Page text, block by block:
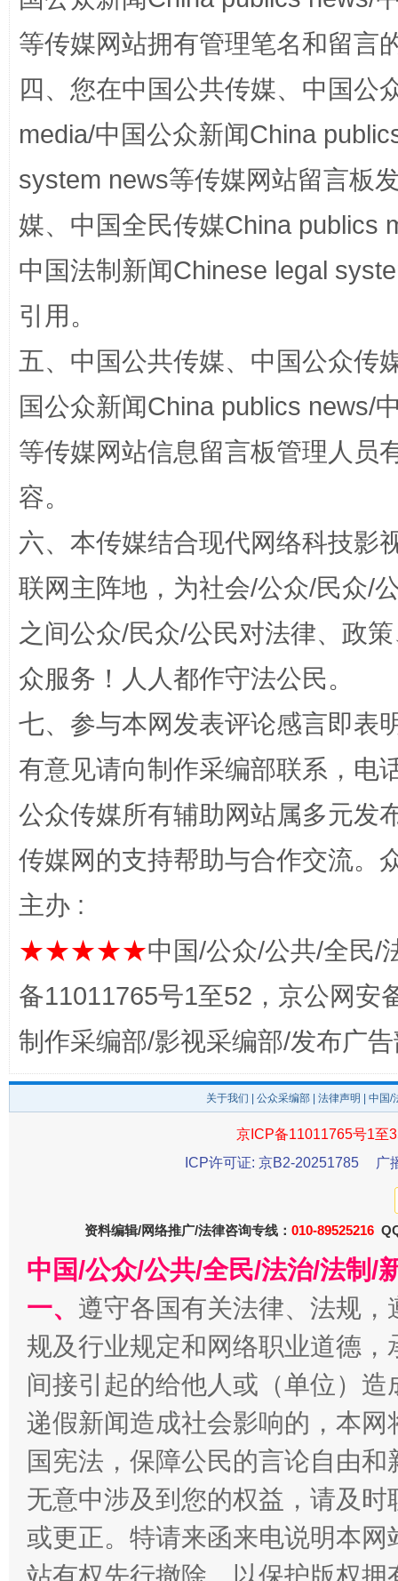
“蜀中异人”王建安的艺术幻境
完善运行机制助力责任有效落实 一纸欠
东山县通报“牛蛙产品抗生素超标问题” 法
千年窑火 生生不息 一
揭开“小金库”的免责幌子
受贿1.44亿！段成刚被判无期 从幼
等传媒网站拥有管理笔名和留言
四、您在中国公共传媒、中国公
media/中国公众新闻China
system news等传媒网站留言板
媒、中国全民传媒China publics
中国法制新闻Chinese legal
引用。
五、中国公共传媒、中国公众传
国公众新闻China publics news/
等传媒网站信息留言板管理人员
容。
六、本传媒结合现代网络科技影
联网主阵地，为社会/公众/民众/
之间公众/民众/公民对法律、政
众服务！人人都作守法公民。
七、参与本网发表评论感言即表
有意见请向制作采编部联系，电
公众传媒所有辅助网站属多元发
传媒网的支持帮助与合作交流。
主办 :
★★★★★中国/公众/公共/全民/
备11011765号1至52，京公网安
制作采编部/影视采编部/发布广
关于我们 公众采编部 法律声明 | 中国
京ICP备11011765号1至
ICP许可证: 京B2-20251785
广
资料编辑/网络推广/法律咨询专线： 010-89525216
中国/公众/公共/全民/法治/法制/
一、 遵守各国有关法律、法规
规及行业规定和网络职业道德
间接引起的给他人或（单位）
递假新闻造成社会影响的，本
国宪法，保障公民的言论自由
无意中涉及到您的权益，请及
或更正。特请来函来电说明本